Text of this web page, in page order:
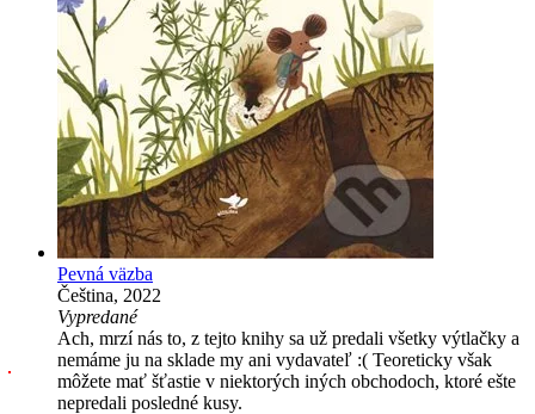
Pevná väzba
Čeština, 2022
Vypredané
Ach, mrzí nás to, z tejto knihy sa už predali všetky výtlačky a
nemáme ju na sklade my ani vydavateľ :( Teoreticky však
môžete mať šťastie v niektorých iných obchodoch, ktoré ešte
nepredali posledné kusy.